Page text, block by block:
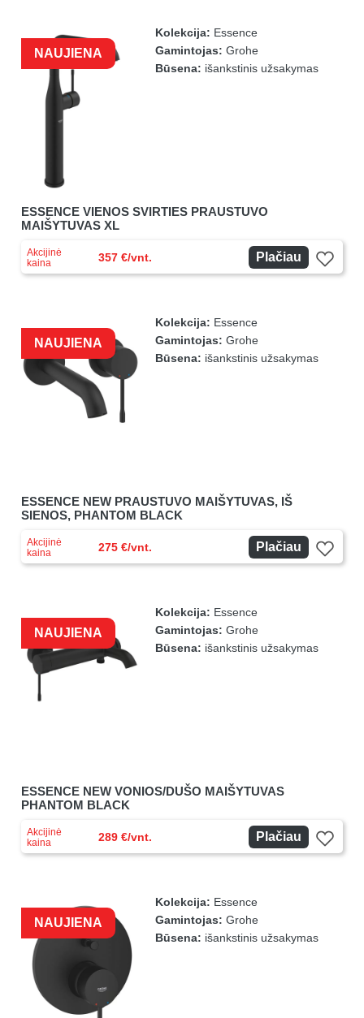
NAUJIENA
Kolekcija: Essence
Gamintojas: Grohe
Būsena: išankstinis užsakymas
ESSENCE VIENOS SVIRTIES PRAUSTUVO
MAIŠYTUVAS XL
Akcijinė
kaina
357 €/vnt. Plačiau
NAUJIENA
Kolekcija: Essence
Gamintojas: Grohe
Būsena: išankstinis užsakymas
ESSENCE NEW PRAUSTUVO MAIŠYTUVAS, IŠ
SIENOS, PHANTOM BLACK
Akcijinė
kaina
275 €/vnt. Plačiau
NAUJIENA
Kolekcija: Essence
Gamintojas: Grohe
Būsena: išankstinis užsakymas
ESSENCE NEW VONIOS/DUŠO MAIŠYTUVAS
PHANTOM BLACK
Akcijinė
kaina
289 €/vnt. Plačiau
NAUJIENA
Kolekcija: Essence
Gamintojas: Grohe
Būsena: išankstinis užsakymas